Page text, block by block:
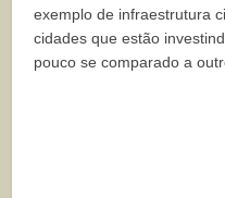
exemplo de infraestrutura
cidades que estão
pouco se comparado a